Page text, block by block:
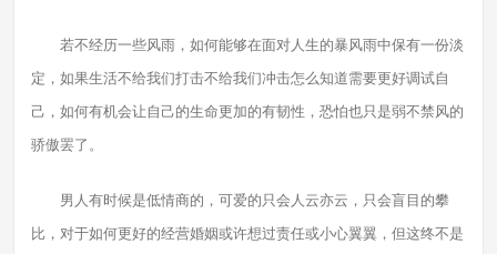
若不经历一些风雨，如何能够在面对人生的暴风雨中保有一份淡
定，如果生活不给我们打击不给我们冲击怎么知道需要更好调试自
己，如何有机会让自己的生命更加的有韧性，恐怕也只是弱不禁风的
骄傲罢了。
男人有时候是低情商的，可爱的只会人云亦云，只会盲目的攀
比，对于如何更好的经营婚姻或许想过责任或小心翼翼，但这终不是